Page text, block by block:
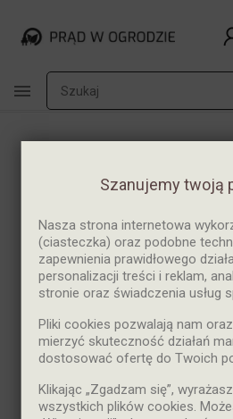
Szanujemy twoją
Nasza strona internetowa
(ciasteczka) oraz podobne
zapewnienia prawidłowego
personalizacji treści i reklam,
stronie oraz świadczenia usług
Pliki cookies pozwalają nam
mierzyć skuteczność działań
dostosować ofertę do Twoich
Klikając „Zgadzam się”,
wszystkich plików cookies.
